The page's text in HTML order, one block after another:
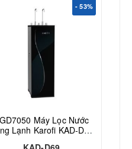
- 53%
Máy Lọc Nước
Lạnh Karofi KAD-D69